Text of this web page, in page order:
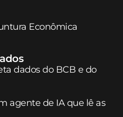
Econômica
dados do BCB e do
agente de IA que lê as